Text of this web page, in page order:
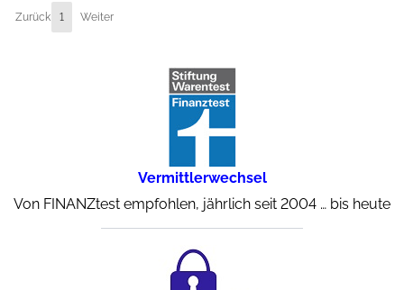
Zurück 1 Weiter
Vermittlerwechsel
Von FINANZtest empfohlen, jährlich seit 2004 … bis heute